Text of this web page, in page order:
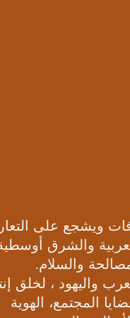
ويشجع على
والشرق
والسلام.
واليهود ، لخلق
المجتمع، الهوية